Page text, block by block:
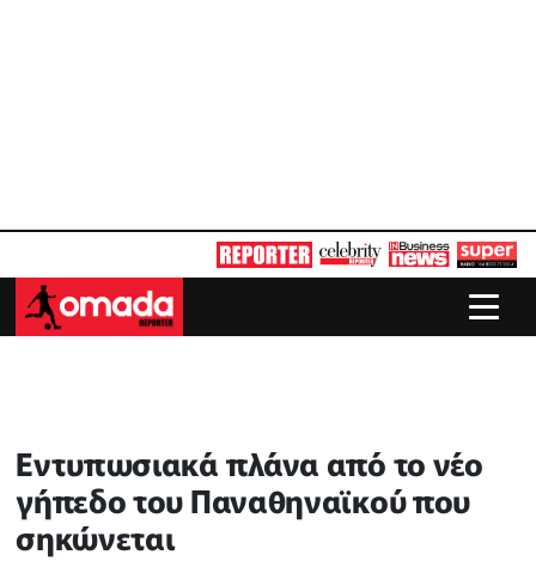
Εντυπωσιακά πλάνα από το νέο
γήπεδο του Παναθηναϊκού που
σηκώνεται